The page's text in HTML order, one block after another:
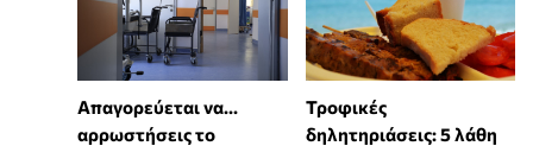
Απαγορεύεται να...
αρρωστήσεις το
Τροφικές
δηλητηριάσεις: 5 λάθη